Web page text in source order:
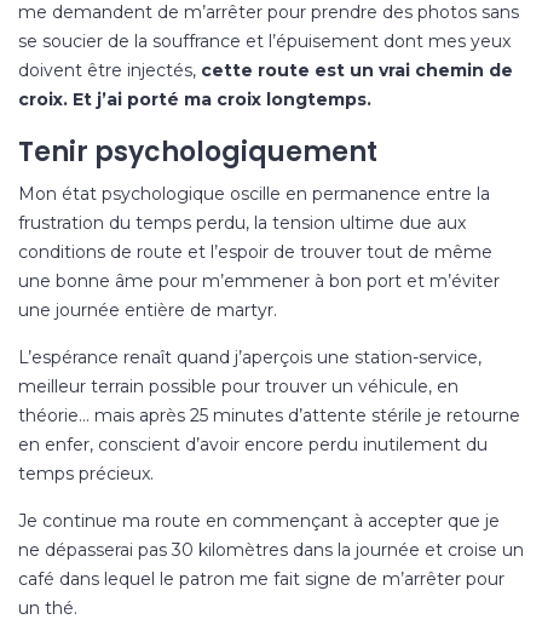
me demandent de m’arrêter pour prendre des photos sans
se soucier de la souffrance et l’épuisement dont mes yeux
doivent être injectés, cette route est un vrai chemin de
croix. Et j’ai porté ma croix longtemps.
Tenir psychologiquement
Mon état psychologique oscille en permanence entre la
frustration du temps perdu, la tension ultime due aux
conditions de route et l’espoir de trouver tout de même
une bonne âme pour m’emmener à bon port et m’éviter
une journée entière de martyr.
L’espérance renaît quand j’aperçois une station-service,
meilleur terrain possible pour trouver un véhicule, en
théorie… mais après 25 minutes d’attente stérile je retourne
en enfer, conscient d’avoir encore perdu inutilement du
temps précieux.
Je continue ma route en commençant à accepter que je
ne dépasserai pas 30 kilomètres dans la journée et croise un
café dans lequel le patron me fait signe de m’arrêter pour
un thé.